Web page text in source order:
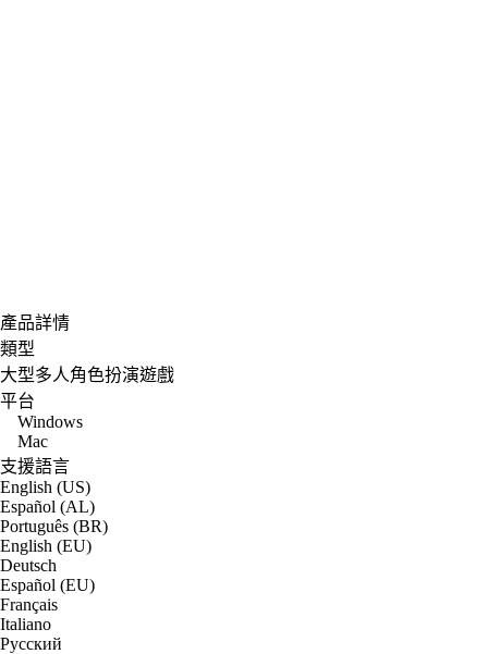
產品詳情
類型
大型多人角色扮演遊戲
平台
Windows
Mac
支援語言
English (US)
Español (AL)
Português (BR)
English (EU)
Deutsch
Español (EU)
Français
Italiano
Русский